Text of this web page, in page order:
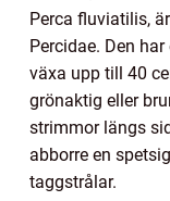
Perca fluviatilis,
Percidae. Den
växa upp till 40
grönaktig eller
strimmor längs
abborre en
taggstrålar.